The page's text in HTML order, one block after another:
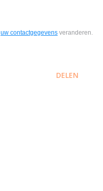
uw contactgegevens veranderen.
DELEN